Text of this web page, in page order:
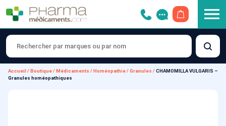
Accueil / Boutique/ Médicaments / Homéopathie/Granules /CHAMOMILLA VULGARIS –
Granules homéopathiques